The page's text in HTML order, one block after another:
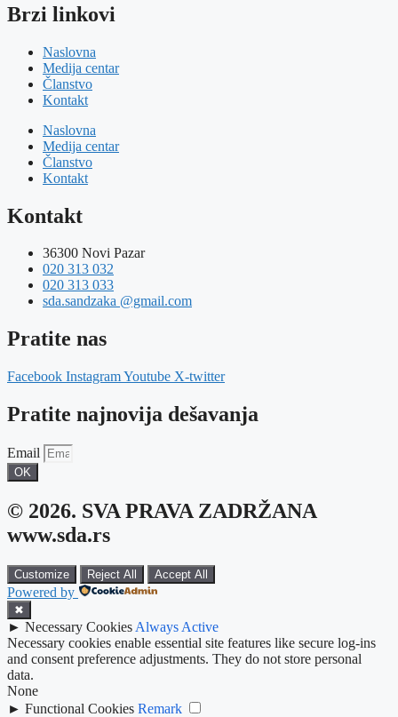
Brzi linkovi
Naslovna
Medija centar
Članstvo
Kontakt
Naslovna
Medija centar
Članstvo
Kontakt
Kontakt
36300 Novi Pazar
020 313 032
020 313 033
sda.sandzaka @gmail.com
Pratite nas
Facebook InstagramYoutube X-twitter
Pratite najnovija dešavanja
Email
OK
© 2026. SVA PRAVA ZADRŽANA
www.sda.rs
Customize Reject All Accept All
Powered by
✖
► Necessary Cookies Always Active
Necessary cookies enable essential site features like secure log-ins
and consent preference adjustments. They do not store personal
data.
None
► Functional Cookies Remark